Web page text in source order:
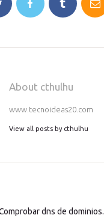
About cthulhu
www.tecnoideas20.com
View all posts by cthulhu
dns de dominios.